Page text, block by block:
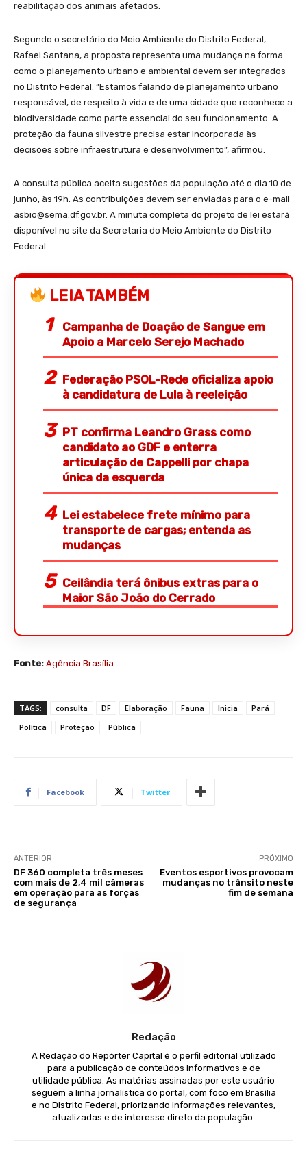
reabilitação dos animais afetados.
Segundo o secretário do Meio Ambiente do Distrito Federal,
Rafael Santana, a proposta representa uma mudança na forma
como o planejamento urbano e ambiental devem ser integrados
no Distrito Federal. “Estamos falando de planejamento urbano
responsável, de respeito à vida e de uma cidade que reconhece a
biodiversidade como parte essencial do seu funcionamento. A
proteção da fauna silvestre precisa estar incorporada às
decisões sobre infraestrutura e desenvolvimento”, afirmou.
A consulta pública aceita sugestões da população até o dia 10 de
junho, às 19h. As contribuições devem ser enviadas para o e-mail
asbio@sema.df.gov.br. A minuta completa do projeto de lei estará
disponível no site da Secretaria do Meio Ambiente do Distrito
Federal.
LEIA TAMBÉM
Campanha de Doação de Sangue em
Apoio a Marcelo Serejo Machado
Federação PSOL-Rede oficializa apoio
à candidatura de Lula à reeleição
PT confirma Leandro Grass como
candidato ao GDF e enterra
articulação de Cappelli por chapa
única da esquerda
Lei estabelece frete mínimo para
transporte de cargas; entenda as
mudanças
Ceilândia terá ônibus extras para o
Maior São João do Cerrado
Fonte: Agência Brasília
TAGS: consulta DF Elaboração Fauna Inicia
Pará
Política
Proteção Pública
Facebook Twitter
ANTERIOR
DF 360 completa três meses
com mais de 2,4 mil câmeras
em operação para as forças
de segurança
PRÓXIMO
Eventos esportivos provocam
mudanças no trânsito neste
fim de semana
Redação
A Redação do Repórter Capital é o perfil editorial utilizado
para a publicação de conteúdos informativos e de
utilidade pública. As matérias assinadas por este usuário
seguem a linha jornalística do portal, com foco em Brasília
e no Distrito Federal, priorizando informações relevantes,
atualizadas e de interesse direto da população.